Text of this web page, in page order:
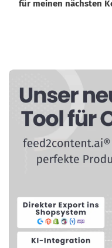
für meinen nächsten